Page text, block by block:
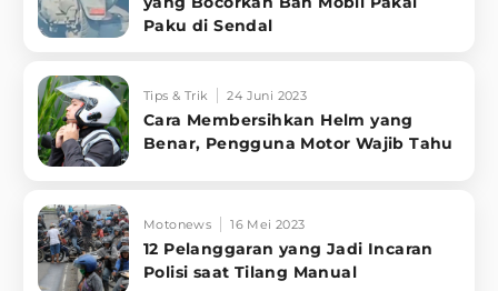
Paku di Sendal
Tips & Trik 24 Juni 2023
Cara Membersihkan Helm yang
Benar, Pengguna Motor Wajib Tahu
Motonews 16 Mei 2023
12 Pelanggaran yang Jadi Incaran
Polisi saat Tilang Manual